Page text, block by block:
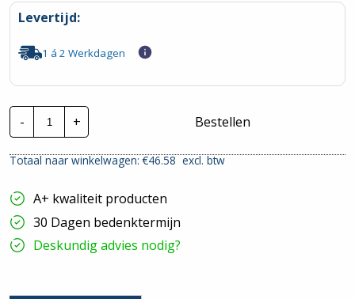
Levertijd:
1 á 2 Werkdagen
-
Stago
Draadgoot
Performa
|
3
Meter
hoeveelheid
+ Bestellen
Totaal naar winkelwagen: €46.58excl. btw
A+ kwaliteit producten
30 Dagen bedenktermijn
Deskundig advies nodig?